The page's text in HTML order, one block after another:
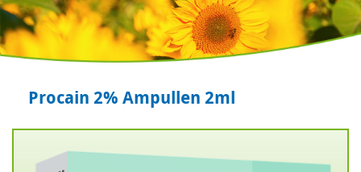
Procain 2% Ampullen 2ml